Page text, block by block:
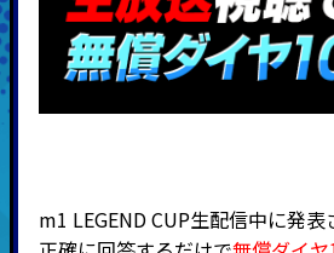
m1 LEGEND CUP生配信中に発